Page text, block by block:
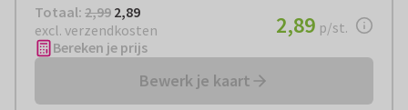
Totaal: € 2,89
Totaal: 2,99 2,89
excl. verzendkosten
€ 2,89per stuk
2,89 p/st.
Bereken je prijs
Bewerk je kaart